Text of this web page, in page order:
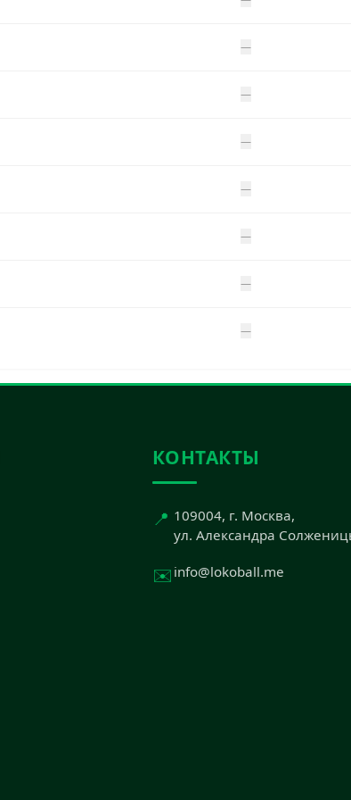
—
—
—
—
—
—
—
КОНТАКТЫ
📍 109004, г. Москва,
ул. Александра
✉️ info@lokoball.me